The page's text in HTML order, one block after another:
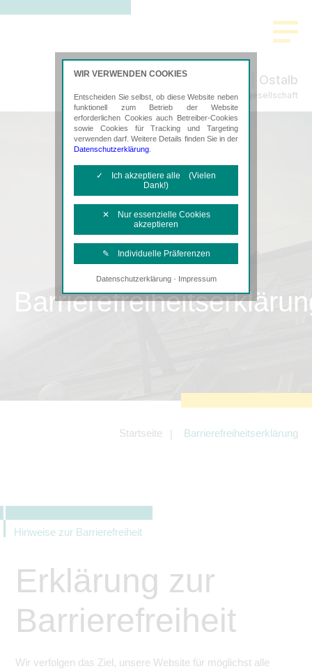
Ostalb
Steuerberatungsgesellschaft
Startseite Barrierefreiheitserklärung
Hinweise zur Barrierefreiheit
Erklärung zur
Barrierefreiheit
Wir verfolgen das Ziel, unsere Website für möglichst alle
WIR VERWENDEN COOKIES
Entscheiden Sie selbst, ob diese Website neben
funktionell zum Betrieb der Website
erforderlichen Cookies auch Betreiber-Cookies
sowie Cookies für Tracking und Targeting
verwenden darf. Weitere Details finden Sie in der
Datenschutzerklärung
✓ Ich akzeptiere alle (Vielen
Dank!)
✕ Nur essenzielle Cookies
akzeptieren
✎ Individuelle Präferenzen
Notwendige Cookies
Diese Cookies sind erforderlich, um die
grundlegende Funktionalität der Website
Angebotes einschließlich der
Angeboten von z.B. Facebook und
LinkedIn.
können.
Datenschutzerklärung· Impressum